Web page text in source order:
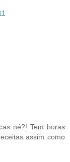
né?! Tem horas
assim como